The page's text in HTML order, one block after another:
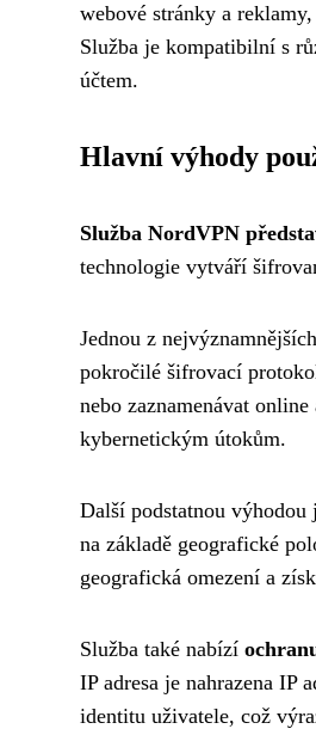
webové stránky a
Služba je kompatibilní s
účtem.
Hlavní výhody
Služba NordVPN
technologie vytváří
Jednou z
pokročilé šifrovací
nebo zaznamenávat
kybernetickým útokům.
Další podstatnou výhodou
na základě geografické
geografická omezení a
Služba také nabízí
IP adresa je nahrazena IP
identitu uživatele, což